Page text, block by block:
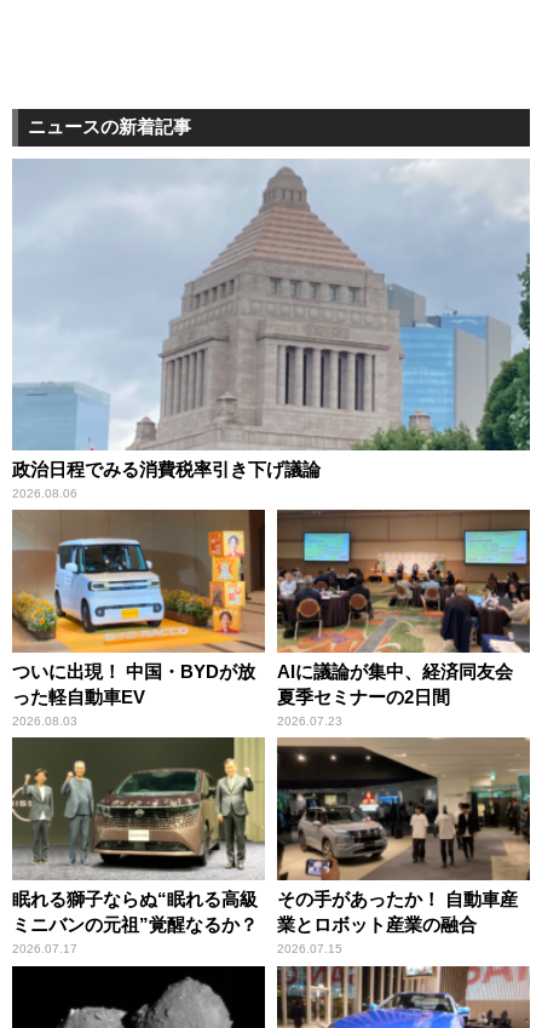
ニュースの新着記事
政治日程でみる消費税率引き下げ議論
2026.08.06
ついに出現！ 中国・BYDが放
った軽自動車EV
2026.08.03
AIに議論が集中、経済同友会
夏季セミナーの2日間
2026.07.23
眠れる獅子ならぬ“眠れる高級
ミニバンの元祖”覚醒なるか？
2026.07.17
その手があったか！ 自動車産
業とロボット産業の融合
2026.07.15